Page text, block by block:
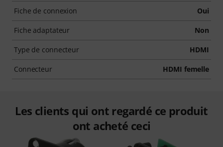
Fiche de connexion Oui
Fiche adaptateur Non
Type de connecteur HDMI
Connecteur HDMI femelle
Les clients qui ont regardé ce produit
ont acheté ceci